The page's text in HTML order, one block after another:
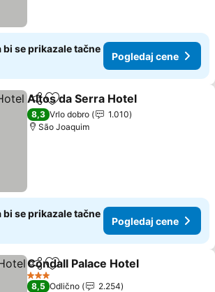
bi se prikazale tačne
Pogledaj cene
Deli Dodati u favorite
Altos da Serra Hotel
8,3 Vrlo dobro
1.010
São Joaquim
bi se prikazale tačne
Pogledaj cene
Deli Dodati u favorite
Condall Palace Hotel
3 Zvezdice
8,5 Odlično
2.254